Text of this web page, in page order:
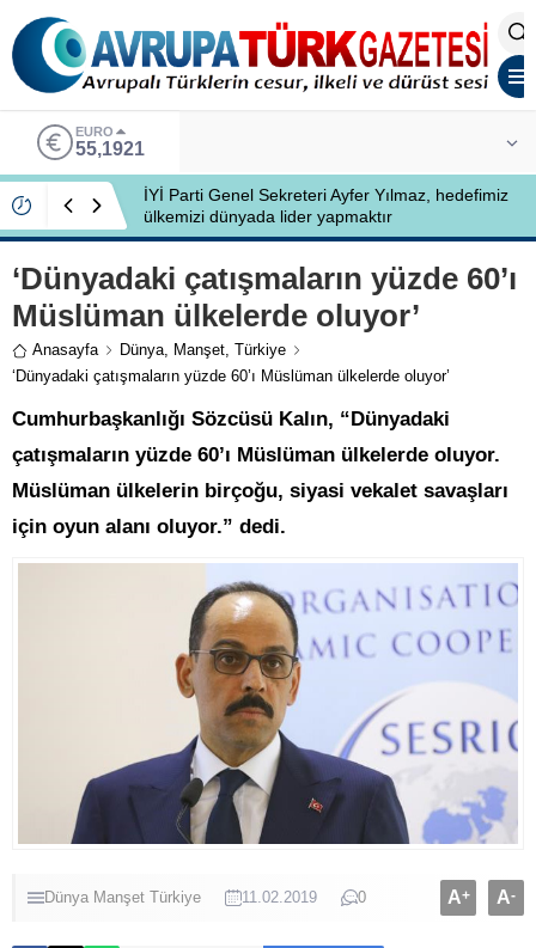
EURO
55,1921
İYİ Parti Genel Sekreteri Ayfer Yılmaz, hedefimiz
ülkemizi dünyada lider yapmaktır
‘Dünyadaki çatışmaların yüzde 60’ı
Müslüman ülkelerde oluyor’
Anasayfa Dünya, Manşet, Türkiye
‘Dünyadaki çatışmaların yüzde 60’ı Müslüman ülkelerde oluyor’
Cumhurbaşkanlığı Sözcüsü Kalın, “Dünyadaki
çatışmaların yüzde 60’ı Müslüman ülkelerde oluyor.
Müslüman ülkelerin birçoğu, siyasi vekalet savaşları
için oyun alanı oluyor.” dedi.
Dünya Manşet Türkiye 11.02.2019 0 A+ A-